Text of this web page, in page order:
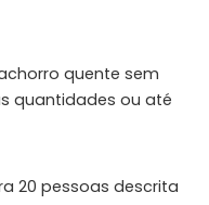
quente sem
quantidades ou até
20 pessoas descrita